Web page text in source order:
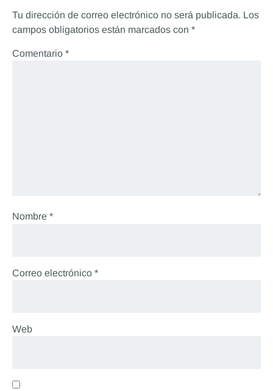
Tu dirección de correo electrónico no será publicada. Los
campos obligatorios están marcados con *
Comentario *
Nombre *
Correo electrónico *
Web